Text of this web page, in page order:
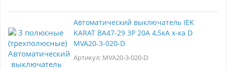
производителя IEK.
Автоматический выключатель IEK
KARAT ВА47-29 3Р 20А 4,5кА х-ка D
MVA20-3-020-D
Артикул: MVA20-3-020-D